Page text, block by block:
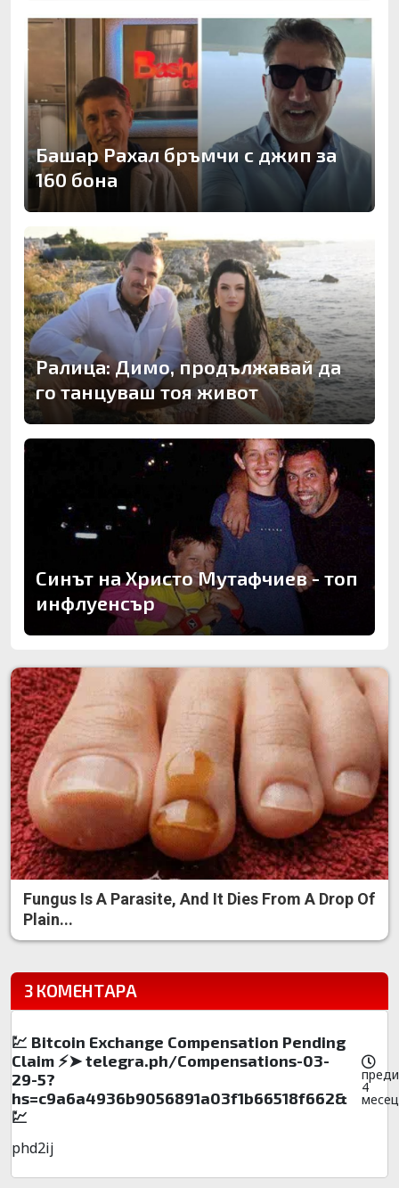
Башар Рахал бръмчи с джип за
160 бона
Ралица: Димо, продължавай да
го танцуваш тоя живот
Синът на Христо Мутафчиев - топ
инфлуенсър
Fungus Is A Parasite, And It Dies From A Drop Of
Plain...
3 КОМЕНТАРА
💹 Bitcoin Exchange Compensation Pending
Claim ⚡➤ telegra.ph/Compensations-03-
29-5?
hs=c9a6a4936b9056891a03f1b66518f662&
💹
преди
4
phd2ij